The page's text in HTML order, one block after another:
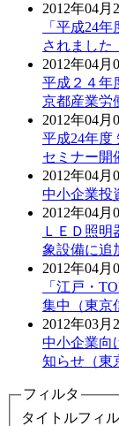
2012年04月
「平成24
されました
2012年04月
平成２４年
京都産業労
2012年04月
平成24年度
セミナー開
2012年04月
中小企業投
2012年04月
ＬＥＤ照
象設備に追
2012年04月
「江戸・
集中（東京
2012年03月
中小企業向
知らせ（東
フィルタ
タイトルフィ